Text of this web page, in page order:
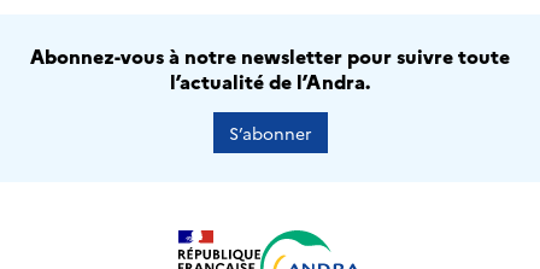
Abonnez-vous à notre newsletter pour suivre toute
l’actualité de l’Andra.
S’abonner